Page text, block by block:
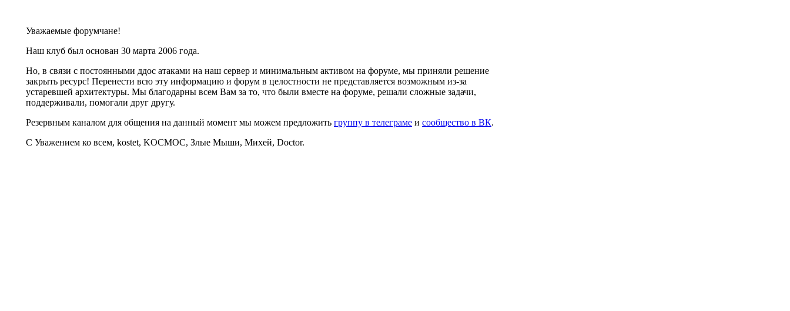
Уважаемые форумчане!
Наш клуб был основан 30 марта 2006 года.
Но, в связи с постоянными ддос атаками на наш сервер и минимальным активом на форуме, мы приняли решение
закрыть ресурс! Перенести всю эту информацию и форум в целостности не представляется возможным из-за
устаревшей архитектуры. Мы благодарны всем Вам за то, что были вместе на форуме, решали сложные задачи,
поддерживали, помогали друг другу.
Резервным каналом для общения на данный момент мы можем предложить группу в телеграме и сообщество в ВК.
С Уважением ко всем, kostet, KOCMOC, Злые Мыши, Михей, Doctor.